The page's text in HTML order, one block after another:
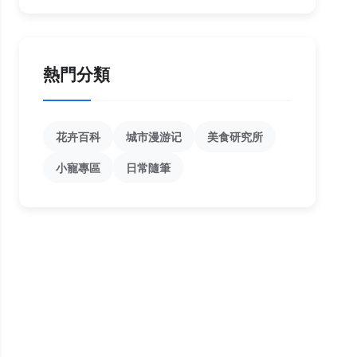
熱門分類
花卉百科 城市漫游记 美食研究所
小寵專區 日常隨筆